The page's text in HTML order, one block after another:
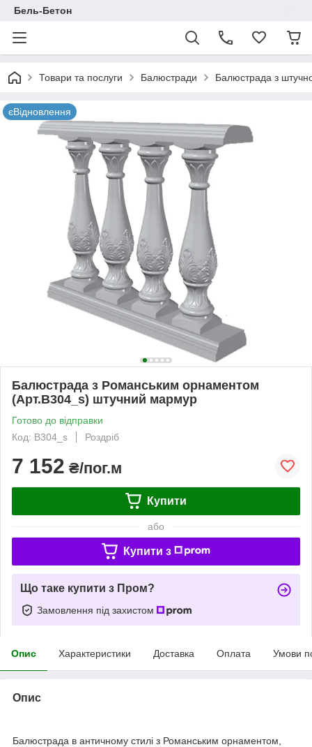
Бель-Бетон
Товари та послуги Балюстради Балюстрада з
єВідновлення
Балюстрада з Романським орнаментом
(Арт.B304_s) штучний мармур
Готово до відправки
Код: B304_s
Роздріб
7 152 ₴/пог.м
Купити
або
Купити з
Що таке купити з Пром?
Замовлення під захистом
Опис Характеристики Доставка Оплата Умови
Опис
Балюстрада в античному стилі з Романським орнаментом,